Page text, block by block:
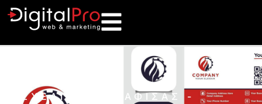
ΣΧΕΔΙΑΣΜΟΣ ΑΦΙΣΑΣ -